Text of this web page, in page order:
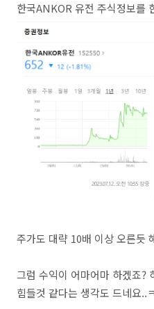
한국ANKOR 유전 주식정보를
주가도 대략 10배 이상 오른듯
그럼 수익이 어마어마 하겠죠?
힘들것 같다는 생각도 드네요..